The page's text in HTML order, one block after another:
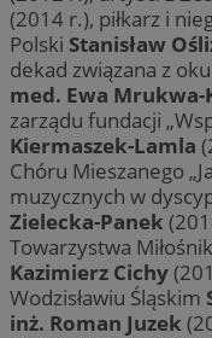
(2014 r.), piłkarz i
Polski Stanisław
dekad związana z
med. Ewa
zarządu fundacji
Kiermaszek-Lamla
Chóru Mieszanego
muzycznych w
Zielecka-Panek
Towarzystwa
Kazimierz Cichy
Wodzisławiu Śląskim
inż. Roman Juzek